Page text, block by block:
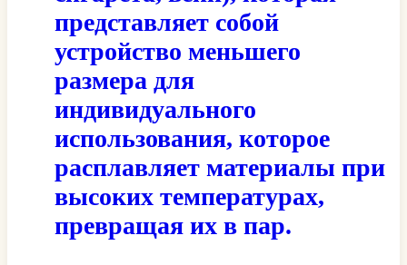
представляет собой
устройство меньшего
размера для
индивидуального
использования, которое
расплавляет материалы при
высоких температурах,
превращая их в пар.